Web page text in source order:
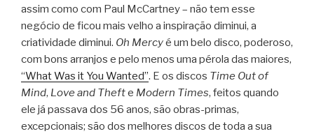
assim como com Paul McCartney – não tem esse
negócio de ficou mais velho a inspiração diminui, a
criatividade diminui. Oh Mercyé um belo disco, poderoso,
com bons arranjos e pelo menos uma pérola das maiores,
“What Was it You Wanted”. E os discos Time Out of
Mind, Love and Thefte Modern Times, feitos quando
ele já passava dos 56 anos, são obras-primas,
excepcionais; são dos melhores discos de toda a sua